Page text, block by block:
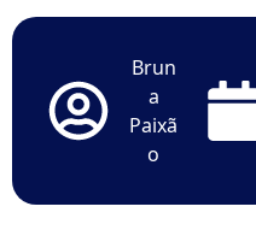
Brun
a
Paixã
o